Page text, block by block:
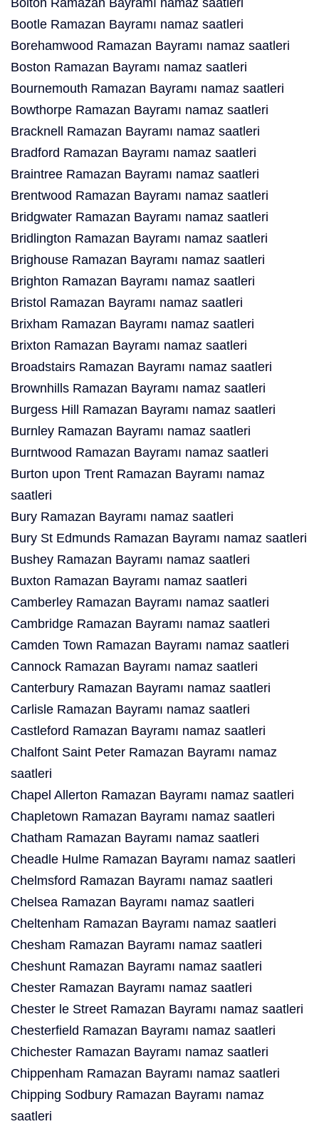
Bolton Ramazan Bayramı namaz saatleri
Bootle Ramazan Bayramı namaz saatleri
Borehamwood Ramazan Bayramı namaz saatleri
Boston Ramazan Bayramı namaz saatleri
Bournemouth Ramazan Bayramı namaz saatleri
Bowthorpe Ramazan Bayramı namaz saatleri
Bracknell Ramazan Bayramı namaz saatleri
Bradford Ramazan Bayramı namaz saatleri
Braintree Ramazan Bayramı namaz saatleri
Brentwood Ramazan Bayramı namaz saatleri
Bridgwater Ramazan Bayramı namaz saatleri
Bridlington Ramazan Bayramı namaz saatleri
Brighouse Ramazan Bayramı namaz saatleri
Brighton Ramazan Bayramı namaz saatleri
Bristol Ramazan Bayramı namaz saatleri
Brixham Ramazan Bayramı namaz saatleri
Brixton Ramazan Bayramı namaz saatleri
Broadstairs Ramazan Bayramı namaz saatleri
Brownhills Ramazan Bayramı namaz saatleri
Burgess Hill Ramazan Bayramı namaz saatleri
Burnley Ramazan Bayramı namaz saatleri
Burntwood Ramazan Bayramı namaz saatleri
Burton upon Trent Ramazan Bayramı namaz
saatleri
Bury Ramazan Bayramı namaz saatleri
Bury St Edmunds Ramazan Bayramı namaz saatleri
Bushey Ramazan Bayramı namaz saatleri
Buxton Ramazan Bayramı namaz saatleri
Camberley Ramazan Bayramı namaz saatleri
Cambridge Ramazan Bayramı namaz saatleri
Camden Town Ramazan Bayramı namaz saatleri
Cannock Ramazan Bayramı namaz saatleri
Canterbury Ramazan Bayramı namaz saatleri
Carlisle Ramazan Bayramı namaz saatleri
Castleford Ramazan Bayramı namaz saatleri
Chalfont Saint Peter Ramazan Bayramı namaz
saatleri
Chapel Allerton Ramazan Bayramı namaz saatleri
Chapletown Ramazan Bayramı namaz saatleri
Chatham Ramazan Bayramı namaz saatleri
Cheadle Hulme Ramazan Bayramı namaz saatleri
Chelmsford Ramazan Bayramı namaz saatleri
Chelsea Ramazan Bayramı namaz saatleri
Cheltenham Ramazan Bayramı namaz saatleri
Chesham Ramazan Bayramı namaz saatleri
Cheshunt Ramazan Bayramı namaz saatleri
Chester Ramazan Bayramı namaz saatleri
Chester le Street Ramazan Bayramı namaz saatleri
Chesterfield Ramazan Bayramı namaz saatleri
Chichester Ramazan Bayramı namaz saatleri
Chippenham Ramazan Bayramı namaz saatleri
Chipping Sodbury Ramazan Bayramı namaz
saatleri